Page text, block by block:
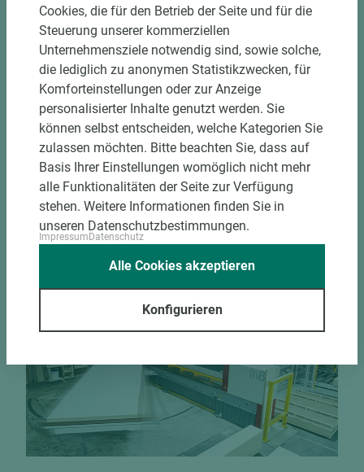
Nutzen Sie unseren
Zuschnittservice
Bekantungsfähiger Fixmaßzuschnitt maßhaltig
und winkelgenau
Hohe und präzise Leistung durch
halbautomatische Beschickung
Einzelteiletikettierung auf Wunsch möglich
Materialschonende und kundengerechte
Verpackung der Fixmaße
Jetzt Zuschnitt anfragen
Cookies, die für den Betrieb der Seite und für die
Steuerung unserer kommerziellen
Unternehmensziele notwendig sind, sowie solche,
die lediglich zu anonymen Statistikzwecken, für
Komforteinstellungen oder zur Anzeige
personalisierter Inhalte genutzt werden. Sie
können selbst entscheiden, welche Kategorien Sie
zulassen möchten. Bitte beachten Sie, dass auf
Basis Ihrer Einstellungen womöglich nicht mehr
alle Funktionalitäten der Seite zur Verfügung
stehen. Weitere Informationen finden Sie in
unseren Datenschutzbestimmungen.
ImpressumDatenschutz
Konfigurieren
Alle Cookies akzeptieren